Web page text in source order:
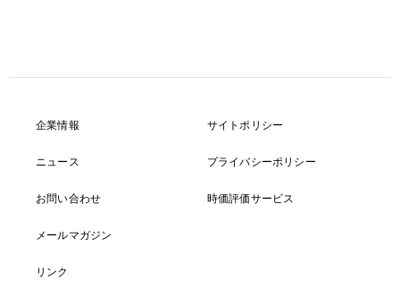
企業情報
ニュース
お問い合わせ
メールマガジン
リンク
サイトポリシー
プライバシーポリシー
時価評価サービス